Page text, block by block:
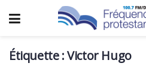
Étiquette :Victor Hugo